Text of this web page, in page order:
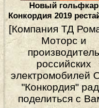
Новый гольфкар
Конкордия 2019
[Компания ТД
Моторс и
российских
электромобилей
"Конкордия"
поделиться с